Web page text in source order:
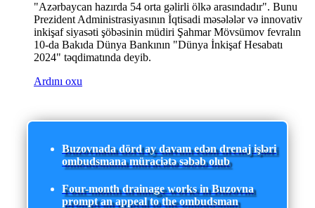
"Azərbaycan hazırda 54 orta gəlirli ölkə arasındadır". Bunu
Prezident Administrasiyasının İqtisadi məsələlər və innovativ
inkişaf siyasəti şöbəsinin müdiri Şahmar Mövsümov fevralın
10-da Bakıda Dünya Bankının "Dünya İnkişaf Hesabatı
2024" təqdimatında deyib.
Ardını oxu
Buzovnada dörd ay davam edən drenaj işləri
ombudsmana müraciətə səbəb olub
Four-month drainage works in Buzovna
prompt an appeal to the ombudsman